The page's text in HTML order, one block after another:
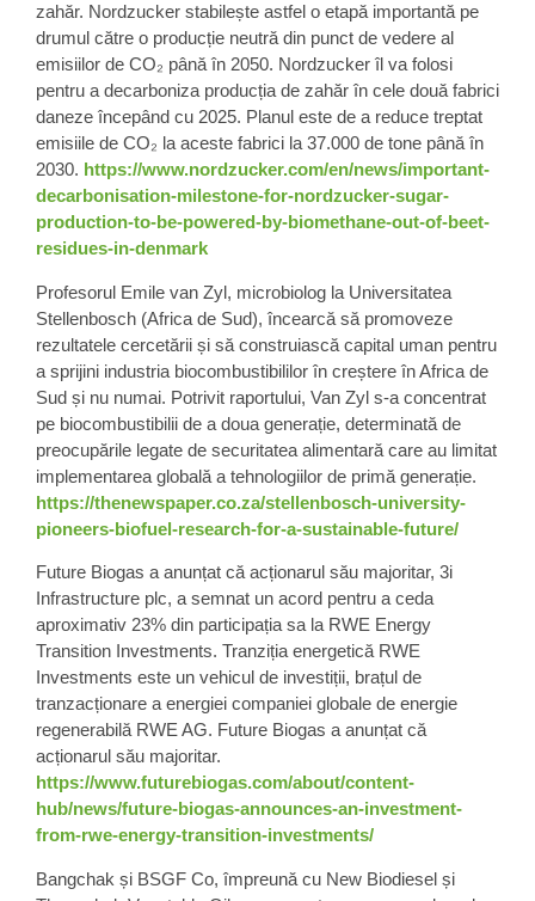
zahăr. Nordzucker stabilește astfel o etapă importantă pe
drumul către o producție neutră din punct de vedere al
emisiilor de CO₂ până în 2050. Nordzucker îl va folosi
pentru a decarboniza producția de zahăr în cele două fabrici
daneze începând cu 2025. Planul este de a reduce treptat
emisiile de CO₂ la aceste fabrici la 37.000 de tone până în
2030. https://www.nordzucker.com/en/news/important-
decarbonisation-milestone-for-nordzucker-sugar-
production-to-be-powered-by-biomethane-out-of-beet-
residues-in-denmark
Profesorul Emile van Zyl, microbiolog la Universitatea
Stellenbosch (Africa de Sud), încearcă să promoveze
rezultatele cercetării și să construiască capital uman pentru
a sprijini industria biocombustibililor în creștere în Africa de
Sud și nu numai. Potrivit raportului, Van Zyl s-a concentrat
pe biocombustibilii de a doua generație, determinată de
preocupările legate de securitatea alimentară care au limitat
implementarea globală a tehnologiilor de primă generație.
https://thenewspaper.co.za/stellenbosch-university-
pioneers-biofuel-research-for-a-sustainable-future/
Future Biogas a anunțat că acționarul său majoritar, 3i
Infrastructure plc, a semnat un acord pentru a ceda
aproximativ 23% din participația sa la RWE Energy
Transition Investments. Tranziția energetică RWE
Investments este un vehicul de investiții, brațul de
tranzacționare a energiei companiei globale de energie
regenerabilă RWE AG. Future Biogas a anunțat că
acționarul său majoritar.
https://www.futurebiogas.com/about/content-
hub/news/future-biogas-announces-an-investment-
from-rwe-energy-transition-investments/
Bangchak și BSGF Co, împreună cu New Biodiesel și